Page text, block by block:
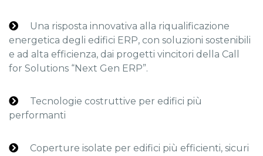
Una risposta innovativa alla riqualificazione
energetica degli edifici ERP, con soluzioni sostenibili
e ad alta efficienza, dai progetti vincitori della Call
for Solutions “Next Gen ERP”.
Tecnologie costruttive per edifici più
performanti
Coperture isolate per edifici più efficienti, sicuri